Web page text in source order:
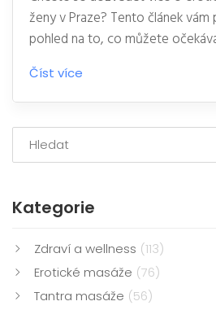
ženy v Praze? Tento článek
pohled na to, co můžete
jak z této jedinečné relaxační
nejvíce. Prozkoumáme
tipy na přípravu a doporučení na
skvělého maséra. Přečtěte si a
úžasnou cestu k prohloubení
smyslnosti.
Číst více
Kategorie
Zdraví a wellness (113)
Erotické masáže (76)
Tantra masáže (56)